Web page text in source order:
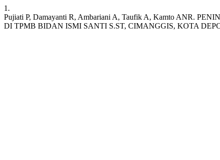
1.
Pujiati P, Damayanti R, Ambariani A, Taufik A, Kamto ANR.
DI TPMB BIDAN ISMI SANTI S.ST, CIMANGGIS, KOTA